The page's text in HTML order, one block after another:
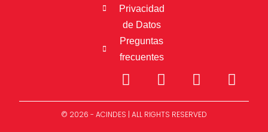
Privacidad
de Datos
Preguntas
frecuentes
© 2026 - ACINDES | ALL RIGHTS RESERVED